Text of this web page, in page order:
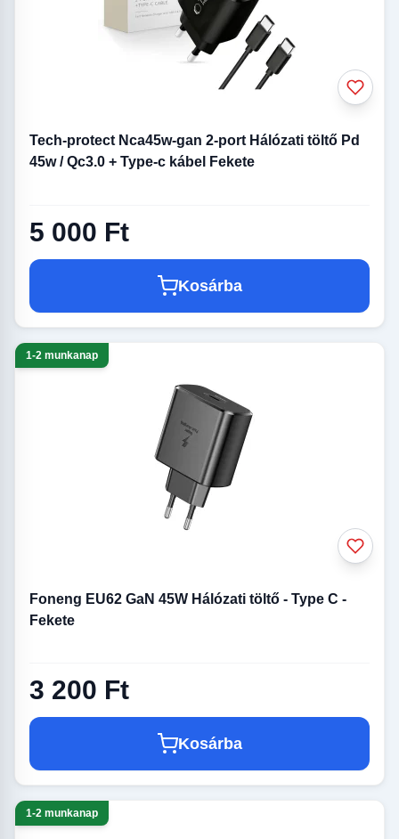
Tech-protect Nca45w-gan 2-port Hálózati töltő Pd
45w / Qc3.0 + Type-c kábel Fekete
5 000 Ft
Kosárba
1-2 munkanap
Foneng EU62 GaN 45W Hálózati töltő - Type C -
Fekete
3 200 Ft
Kosárba
1-2 munkanap